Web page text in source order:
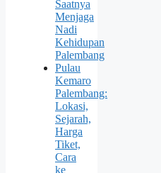
Saatnya
Menjaga
Nadi
Kehidupan
Palembang
Pulau
Kemaro
Palembang:
Lokasi,
Sejarah,
Harga
Tiket,
Cara
ke